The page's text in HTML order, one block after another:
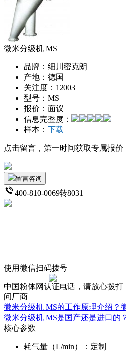
微米分级机 MS
品牌： 细川密克朗
产地： 德国
关注度： 12003
型号： MS
报价： 面议
信息完整度：
样本： 下载
点击留言，第一时间获取专属报价
留言咨询
400-810-0069转8031
使用微信扫码拨号
中国粉体网认证电话，请放心拨打
问厂商
微米分级机 MS的工作原理介绍？
微米分级机 MS是国产还是进口的？
核心参数
耗气量（L/min）： 定制